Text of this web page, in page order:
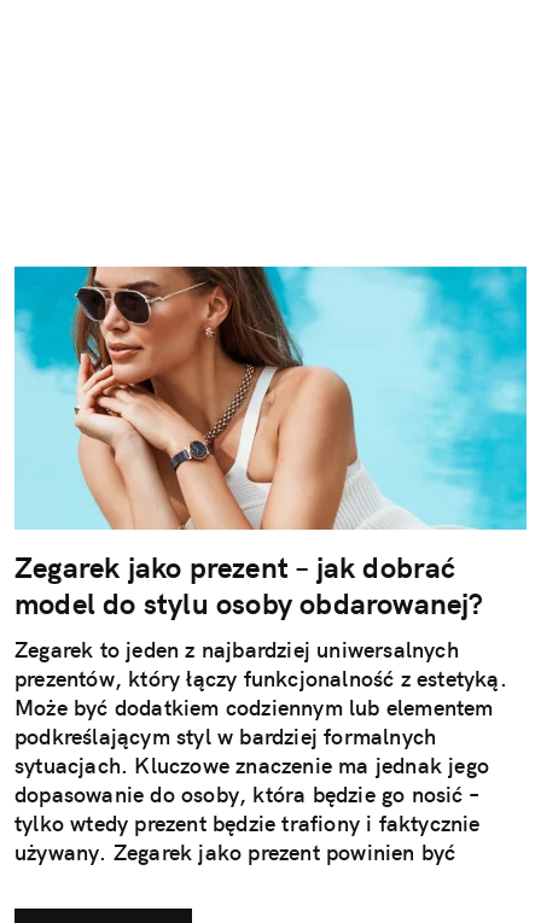
Zegarek jako prezent – jak dobrać
model do stylu osoby obdarowanej?
Zegarek to jeden z najbardziej uniwersalnych
prezentów, który łączy funkcjonalność z estetyką.
Może być dodatkiem codziennym lub elementem
podkreślającym styl w bardziej formalnych
sytuacjach. Kluczowe znaczenie ma jednak jego
dopasowanie do osoby, która będzie go nosić –
tylko wtedy prezent będzie trafiony i faktycznie
używany. Zegarek jako prezent powinien być
osoby. To decyzja, która wpływa na jego późniejsze